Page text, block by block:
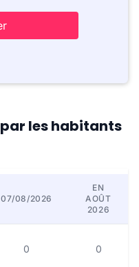
les habitants
07/08/2026
EN
AOÛT
2026
0 0